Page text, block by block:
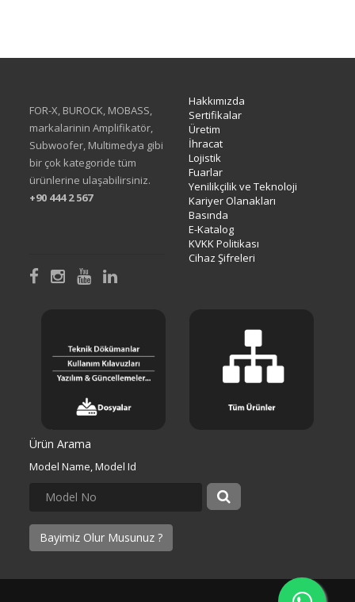
FOR-X, BUROCK, MOBASS,
markalarinin Amplifikatör,
Subwoofer, Multimedya gibi
bir çok kategoride tüm
ürünlerine ulaşabilirsiniz.
+90 444 2 567
Hakkımızda
Sertifikalar
Üretim
İhracat
Lojistik
Fuarlar
Yenilikçilik ve Teknoloji
Kariyer Olanakları
Basında
E-Katalog
KVKK Politikası
Cihaz Şifreleri
Ürün Arama
Model Name, Model Id
Bayimiz Olur Musunuz ?